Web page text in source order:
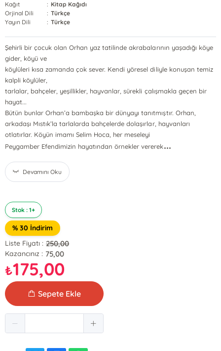
Kağıt
: Kitap Kağıdı
Orjinal Dili
: Türkçe
Yayın Dili
: Türkçe
Şehirli bir çocuk olan Orhan yaz tatilinde akrabalarının yaşadığı köye
gider, köyü ve
köylüleri kısa zamanda çok sever. Kendi yöresel diliyle konuşan temiz
kalpli köylüler,
tarlalar, bahçeler, yeşillikler, hayvanlar, sürekli çalışmakla geçen bir
hayat...
Bütün bunlar Orhan’a bambaşka bir dünyayı tanıtmıştır. Orhan,
arkadaşı Mıstık’la tarlalarda bahçelerde dolaşırlar, hayvanları
otlatırlar. Köyün imamı Selim Hoca, her meseleyi
Peygamber Efendimizin hayatından örnekler vererek...
Devamını Oku
Stok : 1+
% 30 İndirim
Liste Fiyatı : 250,00
Kazancınız : 75,00
₺175,00
Sepete Ekle